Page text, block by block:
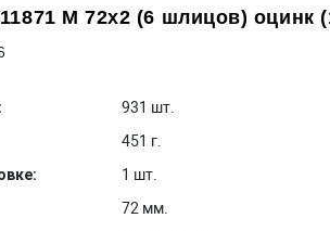
M 72x2 (6 шлицов) оцинк
931 шт.
451 г.
1 шт.
72 мм.